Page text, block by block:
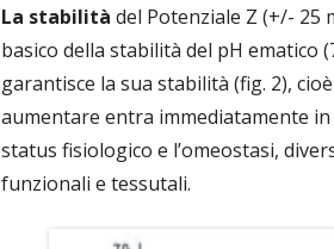
La stabilità del Potenziale Z (+/- 25
basico della stabilità del pH ematico
garantisce la sua stabilità (fig. 2),
aumentare entra immediatamente
status fisiologico e l’omeostasi,
funzionali e tessutali.